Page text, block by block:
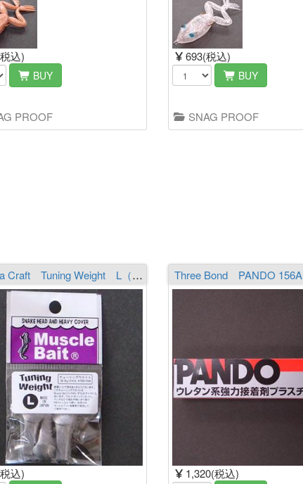
込)
BUY
PROOF
693(税込)
BUY
SNAG PROOF
Haneda Craft Tuning Weight L（8-9g）
込)
Three Bond PANDO 156A
1,320(税込)